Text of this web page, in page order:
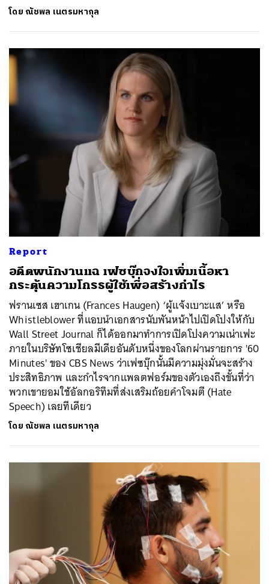
โดย ณัชพล เนตรมหากุล
Report
อดีตพนักงานแฉ เฟซบุ๊กจงใจเพิ่มเนื้อหา
กระตุ้นความโกรธผู้ใช้เพื่อสร้างกำไร
ฟรานเซส เฮาเกน (Frances Haugen) ‘ผู้แจ้งเบาะแส’ หรือ
Whistleblower ที่แอบนำเอกสารนับพันหน้าไปเปิดโปงให้กับ
Wall Street Journal ก็ได้ออกมาทำการเปิดโปงความเน่าเฟะ
ภายในบริษัทโซเชียลมีเดียอันดับหนึ่งของโลกผ่านรายการ '60
Minutes' ของ CBS News ว่าเฟซบุ๊กนั้นมีความมุ่งมั่นจะสร้าง
ประสิทธิภาพ และกำไรจากแพลตฟอร์มของตัวเองถึงขั้นที่ว่า
พวกเขายอมใช้อัลกอริทึมที่ส่งเสริมถ้อยคำโจมตี (Hate
Speech) เลยทีเดียว
โดย ณัชพล เนตรมหากุล
ค้นหา
SHARE TWEET LINE EMAIL